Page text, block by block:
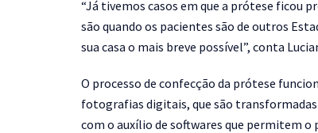
“Já tivemos casos em que a prótese ficou
são quando os pacientes são de outros
sua casa o mais breve possível”, conta
O processo de confecção da prótese
fotografias digitais, que são
com o auxílio de softwares que permitem o